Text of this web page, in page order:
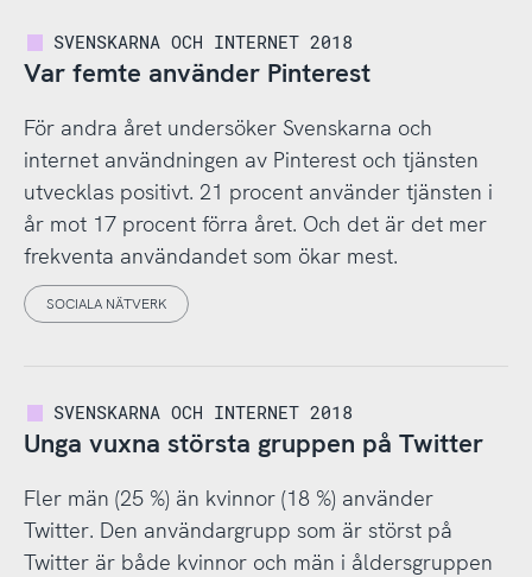
SVENSKARNA OCH INTERNET 2018
Var femte använder Pinterest
För andra året undersöker Svenskarna och
internet användningen av Pinterest och tjänsten
utvecklas positivt. 21 procent använder tjänsten i
år mot 17 procent förra året. Och det är det mer
frekventa användandet som ökar mest.
SOCIALA NÄTVERK
SVENSKARNA OCH INTERNET 2018
Unga vuxna största gruppen på Twitter
Fler män (25 %) än kvinnor (18 %) använder
Twitter. Den användargrupp som är störst på
Twitter är både kvinnor och män i åldersgruppen